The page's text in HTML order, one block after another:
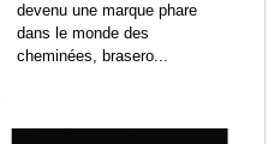
devenu une marque phare
dans le monde des
cheminées, brasero...